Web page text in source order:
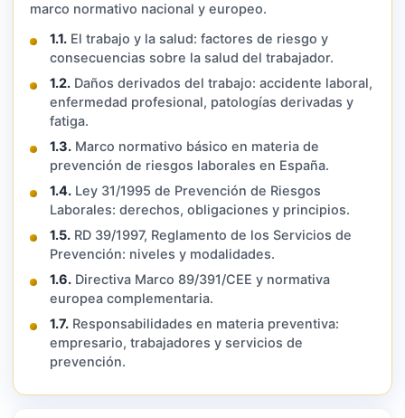
marco normativo nacional y europeo.
1.1. El trabajo y la salud: factores de riesgo y
consecuencias sobre la salud del trabajador.
1.2. Daños derivados del trabajo: accidente laboral,
enfermedad profesional, patologías derivadas y
fatiga.
1.3. Marco normativo básico en materia de
prevención de riesgos laborales en España.
1.4. Ley 31/1995 de Prevención de Riesgos
Laborales: derechos, obligaciones y principios.
1.5. RD 39/1997, Reglamento de los Servicios de
Prevención: niveles y modalidades.
1.6. Directiva Marco 89/391/CEE y normativa
europea complementaria.
1.7. Responsabilidades en materia preventiva:
empresario, trabajadores y servicios de
prevención.